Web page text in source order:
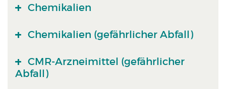
Chemikalien
Chemikalien (gefährlicher Abfall)
CMR-Arzneimittel (gefährlicher
Abfall)